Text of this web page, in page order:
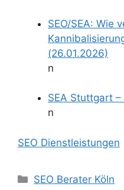
SEO/SEA: Wie
(26.01.2026)
n
SEA Stuttgart –
n
SEO Dienstleistungen
Kategorien
SEO Berater Köln